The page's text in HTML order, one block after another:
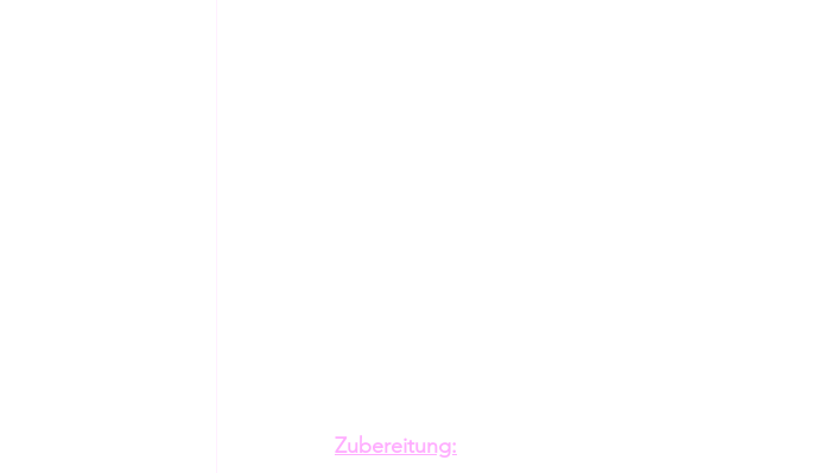
Zubereitung: